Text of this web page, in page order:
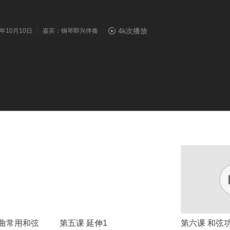
10月10日 嘉宾：钢琴即兴伴奏 4k次播放
常用和弦 第五课 延伸1 第六课 和弦